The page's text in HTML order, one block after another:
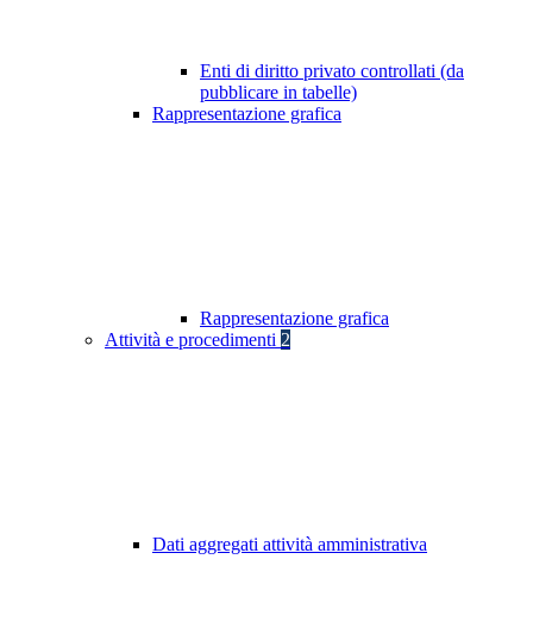
Enti di diritto privato controllati (da
pubblicare in tabelle)
Rappresentazione grafica
Rappresentazione grafica
Attività e procedimenti 2
Dati aggregati attività amministrativa